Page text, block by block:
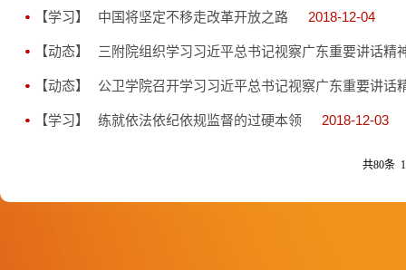
【学习】 中国将坚定不移走改革开放之路 2018-12-04
【动态】 三附院组织学习习近平总书记视察广东重要讲话精
【动态】 公卫学院召开学习习近平总书记视察广东重要讲话
【学习】 练就依法依纪依规监督的过硬本领 2018-12-03
共80条